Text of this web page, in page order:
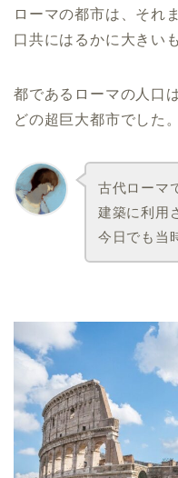
ローマの都市は、それ
口共にはるかに大きい
都であるローマの人口
どの超巨大都市でした。
古代ローマ
建築に利用
今日でも当